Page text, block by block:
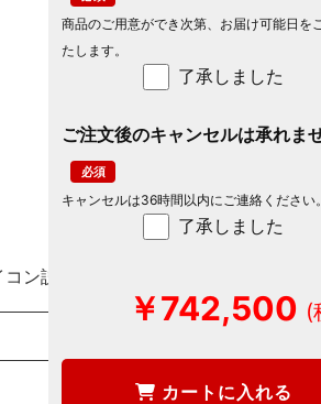
ン説明
了承しました
商品のご用意ができ次第、お届け可能日を
たします。
ご注文後のキャンセルは承れま
了承しました
キャンセルは36時間以内にご連絡ください。
￥742,500
カートに入れる